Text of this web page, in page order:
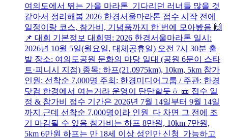
여의도에서 뛰는 가을 마라톤 기다리던 러너들 많을 것
같아서 정리해봄 2026 한경서울마라톤 접수 시작 전에
일정이랑 코스, 참가비, 기념품까지 한 번에 모아봤음 🙌
📌 대회 기본정보 대회명: 2026 한경서울마라톤 일시:
2026년 10월 5일(월요일, 대체공휴일) 오전 7시 30분 출
발 장소: 여의도공원 문화의 마당 일대 (공원 6문이 스타
트·피니시 지점) 종목: 하프(21.0975km), 10km, 5km 참가
인원: 선착순 7,000명 주최: 한경미디어그룹 / 주관: 한경
닷컴 한경에서 여는거라 운영이 탄탄할듯ㅎ 🎫 접수 일
정 & 참가비 접수 기간은 2026년 7월 14일부터 9월 14일
까지 근데 선착순 7,000명이라 인원 다 차면 그 전에 조
기 마감될 수 있음 참가비는 하프 8만원, 10km 7만원,
5km 6만원 하프는 만 18세 이상 성인만 신청 가능하고